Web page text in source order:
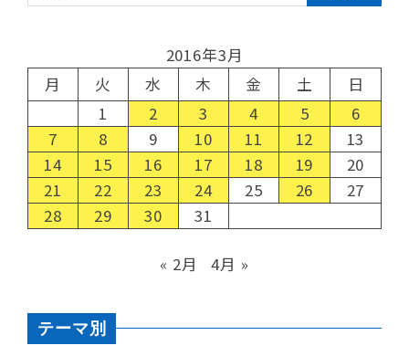
2016年3月
月
火 水 木 金 土
日
1
2 3 4 5
6
7
8 9 10 11 12
13
14
15 16 17 18 19
20
21
22 23 24 25 26
27
28
29 30 31
« 2月 4月 »
テーマ別